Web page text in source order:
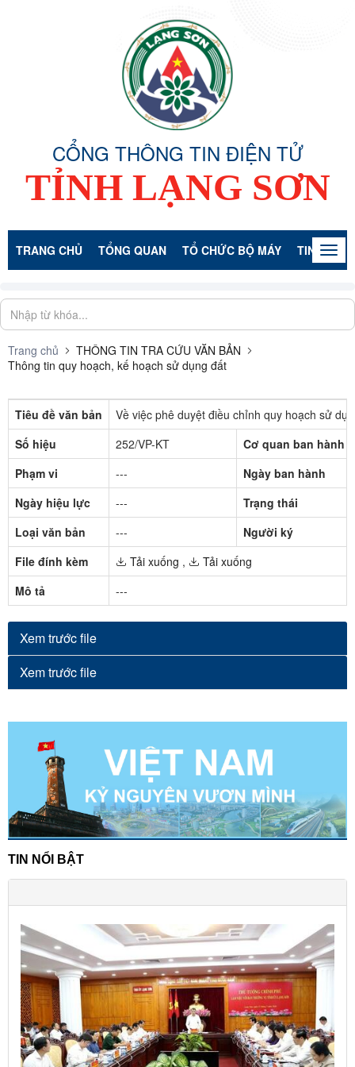
CỔNG THÔNG TIN ĐIỆN TỬ
TỈNH LẠNG SƠN
TRANG CHỦ TỔNG QUAN TỔ CHỨC BỘ MÁY TIN TỨC -
Trang chủ
THÔNG TIN TRA CỨU VĂN BẢN
Thông tin quy hoạch, kế hoạch sử dụng đất
Tiêu đề văn bản
Về việc phê duyệt điều chỉnh quy hoạch sử
Số hiệu
252/VP-KT
Cơ quan ban hành
Phạm vi
---
Ngày ban hành
Ngày hiệu lực
---
Trạng thái
Loại văn bản
---
Người ký
File đính kèm
Tải xuống ,
Tải xuống
Mô tả
---
Xem trước file
Xem trước file
TIN NỔI BẬT